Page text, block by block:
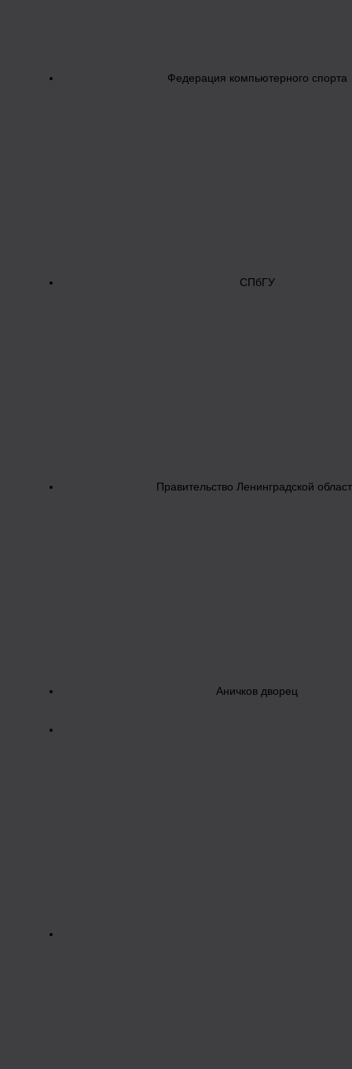
Федерация компьютерного спорта
СПбГУ
Правительство Ленинградской
Аничков дворец